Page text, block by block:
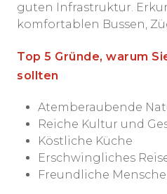
guten Infrastruktur.
komfortablen Bussen,
Top 5 Gründe, warum
sollten
Atemberaubende
Reiche Kultur und
Köstliche Küche
Erschwingliches
Freundliche